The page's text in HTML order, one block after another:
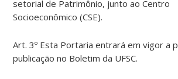
setorial de Patrimônio, junto ao Centro
Socioeconômico (CSE).
Art. 3º Esta Portaria entrará em vigor a
publicação no Boletim da UFSC.